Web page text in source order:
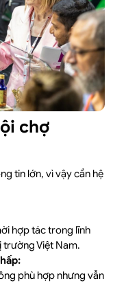
chợ
tin lớn, vì vậy cần hệ
hợp tác trong lĩnh
Việt Nam.
phù hợp nhưng vẫn